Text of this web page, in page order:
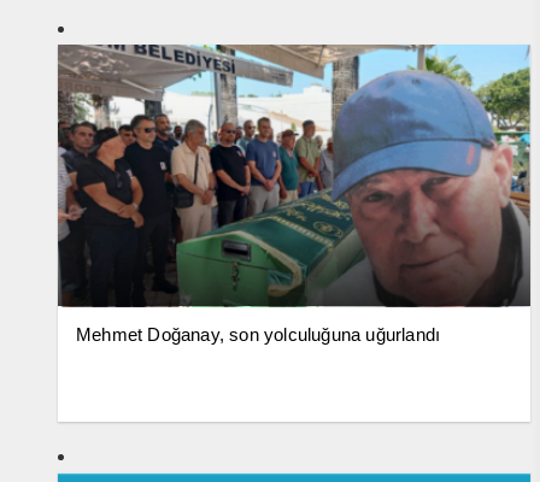
Mehmet Doğanay, son yolculuğuna uğurlandı